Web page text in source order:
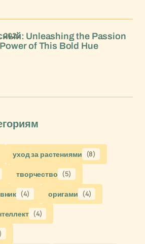
Unleashing the Passion
of This Bold Hue
2024
уход за растениями (8)
творчество (5)
(4) оригами (4)
(4)